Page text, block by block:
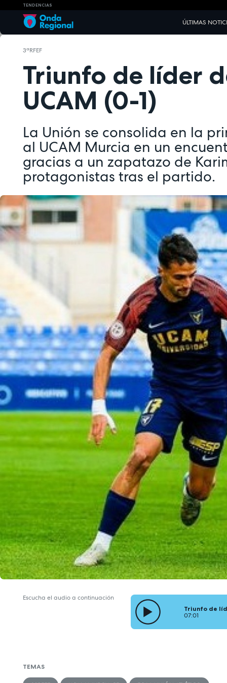
TENDENCIAS
ÚLTIMAS
3ªRFEF
Triunfo de líder
UCAM (0-1)
La Unión se consolida en la
al UCAM Murcia en un
gracias a un zapatazo de
protagonistas tras el partido.
Escucha el audio a continuación
Triunfo de
07:01
TEMAS